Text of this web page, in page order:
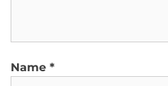
Name *